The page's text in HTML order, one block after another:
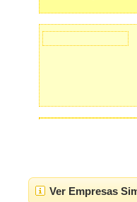
Ver Empresas